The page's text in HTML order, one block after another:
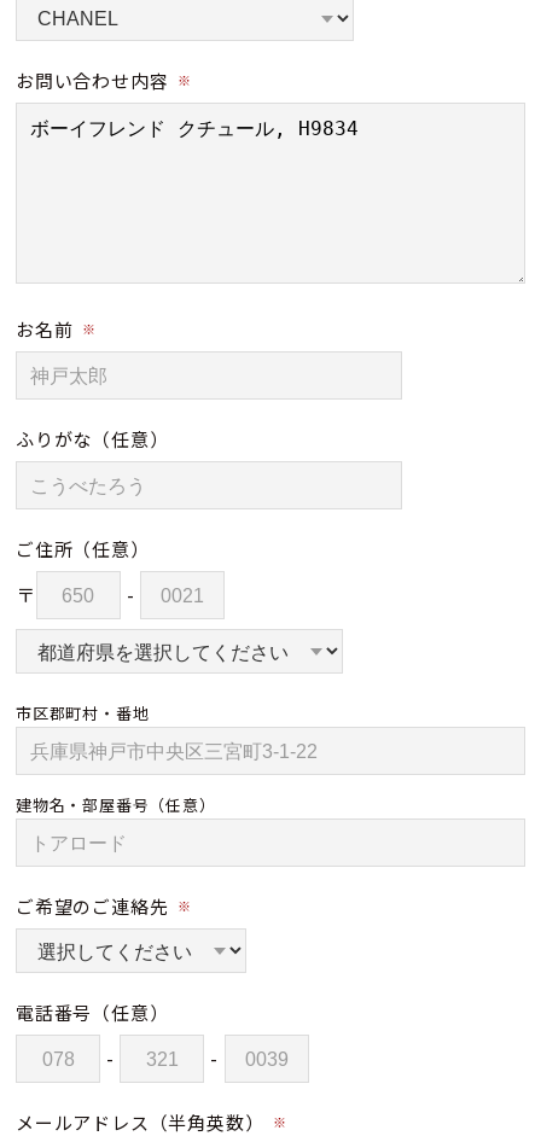
お問い合わせ内容 ※
お名前 ※
ふりがな （任意）
ご住所 （任意）
〒 -
市区郡町村・番地
建物名・部屋番号 （任意）
ご希望のご連絡先 ※
電話番号 （任意）
- -
メールアドレス（半角英数） ※